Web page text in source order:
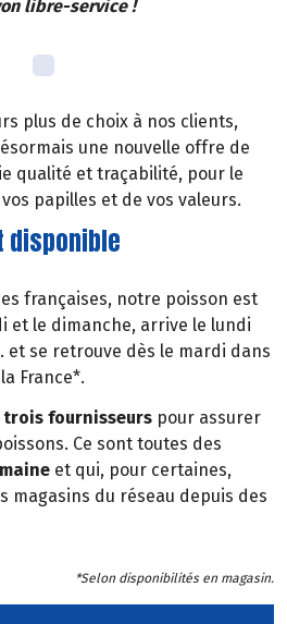
libre-service !
plus de choix à nos clients,
une nouvelle offre de
qualité et traçabilité, pour le
papilles et de vos valeurs.
disponible
françaises, notre poisson est
et le dimanche, arrive le lundi
se retrouve dès le mardi dans
France*.
fournisseurs pour assurer
Ce sont toutes des
et qui, pour certaines,
magasins du réseau depuis des
*Selon disponibilités en magasin.